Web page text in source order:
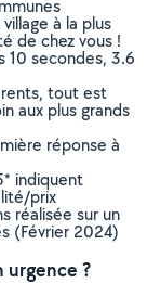
à la plus
de chez vous !
10 secondes, 3.6
tout est
aux plus grands
réponse à
indiquent
prix
réalisée sur un
(Février 2024)
urgence ?